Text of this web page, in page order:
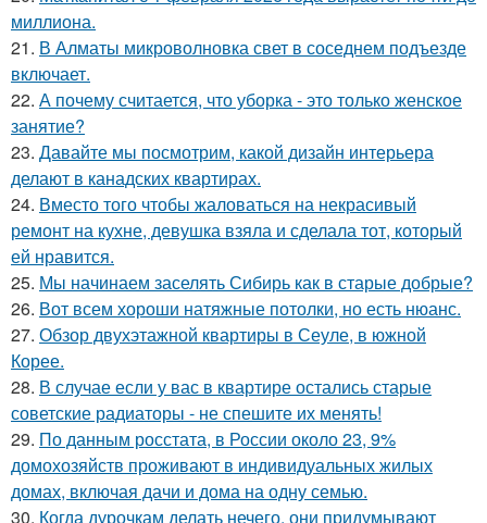
миллиона.
21. В Алматы микроволновка свет в соседнем подъезде
включает.
22. А почему считается, что уборка - это только женское
занятие?
23. Давайте мы посмотрим, какой дизайн интерьера
делают в канадских квартирах.
24. Вместо того чтобы жаловаться на некрасивый
ремонт на кухне, девушка взяла и сделала тот, который
ей нравится.
25. Мы начинаем заселять Сибирь как в старые добрые?
26. Вот всем хороши натяжные потолки, но есть нюанс.
27. Обзор двухэтажной квартиры в Сеуле, в южной
Корее.
28. В случае если у вас в квартире остались старые
советские радиаторы - не спешите их менять!
29. По данным росстата, в России около 23, 9%
домохозяйств проживают в индивидуальных жилых
домах, включая дачи и дома на одну семью.
30. Когда дурочкам делать нечего, они придумывают